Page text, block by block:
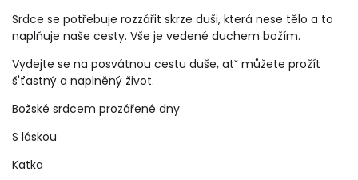
Srdce se potřebuje rozzářit skrze duši, která nese tělo a to
naplňuje naše cesty. Vše je vedené duchem božím.
Vydejte se na posvátnou cestu duše, atˇ můžete prožít
š'ťastný a naplněný život.
Božské srdcem prozářené dny
S láskou
Katka